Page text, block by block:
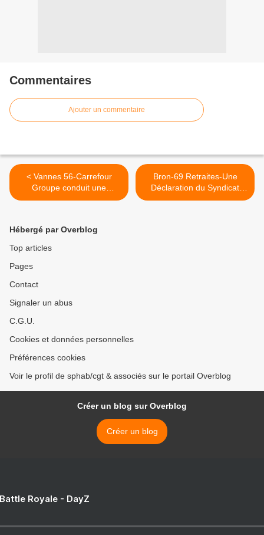
Commentaires
Ajouter un commentaire
< Vannes 56-Carrefour
Groupe conduit une
politique de la "terre
Bron-69 Retraites-Une
Déclaration du Syndicat
CGT du Centre Hospitalier
Hébergé par Overblog
Top articles
Pages
Contact
Signaler un abus
C.G.U.
Cookies et données personnelles
Préférences cookies
Voir le profil de sphab/cgt & associés sur le portail Overblog
Créer un blog sur Overblog
Créer un blog
Royale - DayZ